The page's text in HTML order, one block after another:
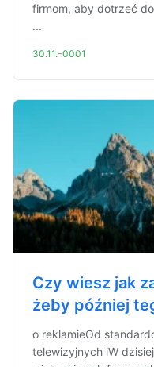
firmom, aby dotrzeć
...
30.11.-0001
Czy wiesz jak
żeby później
o reklamieOd
telewizyjnych iW